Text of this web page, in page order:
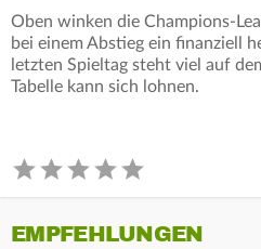
Oben winken die Champions-
bei einem Abstieg ein finanziell
letzten Spieltag steht viel auf
Tabelle kann sich lohnen.
EMPFEHLUNGEN